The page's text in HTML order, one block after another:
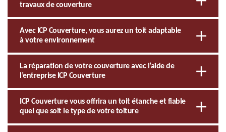
travaux de couverture
Avec ICP Couverture, vous aurez un toit adaptable
à votre environnement
La réparation de votre couverture avec l’aide de
l’entreprise ICP Couverture
ICP Couverture vous offrira un toit étanche et fiable
quel que soit le type de votre toiture